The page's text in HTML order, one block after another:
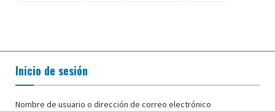
Inicio de sesión
Nombre de usuario o dirección de correo electrónico